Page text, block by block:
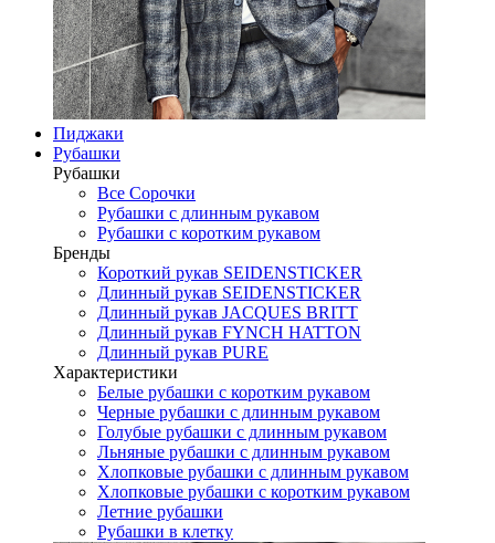
Пиджаки
Рубашки
Рубашки
Все Сорочки
Рубашки с длинным рукавом
Рубашки с коротким рукавом
Бренды
Короткий рукав SEIDENSTICKER
Длинный рукав SEIDENSTICKER
Длинный рукав JAСQUES BRITT
Длинный рукав FYNCH HATTON
Длинный рукав PURE
Характеристики
Белые рубашки с коротким рукавом
Черные рубашки с длинным рукавом
Голубые рубашки с длинным рукавом
Льняные рубашки с длинным рукавом
Хлопковые рубашки с длинным рукавом
Хлопковые рубашки с коротким рукавом
Летние рубашки
Рубашки в клетку